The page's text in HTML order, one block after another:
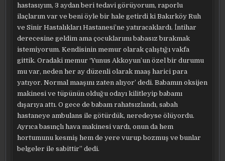
hastasıyım, 3 aydan beri tedavi görüyorum, raporlu
ilaçlarım var ve beni öyle bir hale getirdi ki Bakırköy Ruh
ve Sinir Hastalıkları Hastanesi’ne yatıracaklardı. İntihar
derecesine geldim ama çocuklarımı babasız bırakmak
istemiyorum. Kendisinin memur olarak çalıştığı vakfa
gittik. Oradaki memur ‘Yunus Akkoyun’un özel bir durumu
mu var, neden her ay düzenli olarak maaş harici para
yatıyor. Normal maaşını zaten alıyor’ dedi. Babamın oksijen
makinesi ve tüpünün olduğu odayı kilitleyip babamı
dışarıya attı. O gece de babam rahatsızlandı, sabah
hastaneye ambulans ile götürdük, neredeyse ölüyordu.
Ayrıca basınçlı hava makinesi vardı, onun da hem
hortumunu kesmiş hem de yere vurup bozmuş ve bunlar
belgeler ile sabittir” dedi.